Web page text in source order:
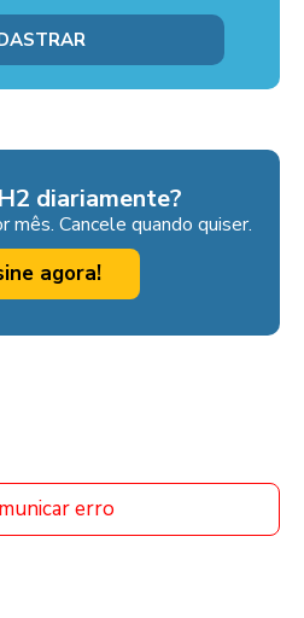
diariamente?
Cancele quando quiser.
agora!
erro